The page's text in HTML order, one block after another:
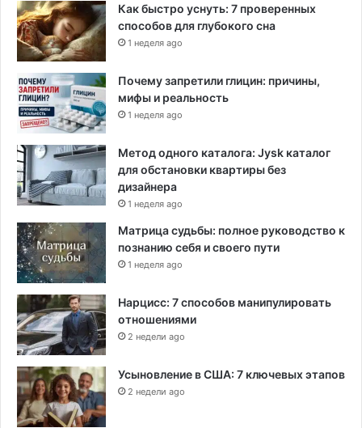
Как быстро уснуть: 7 проверенных
способов для глубокого сна
1 неделя ago
Почему запретили глицин: причины,
мифы и реальность
1 неделя ago
Метод одного каталога: Jysk каталог
для обстановки квартиры без
дизайнера
1 неделя ago
Матрица судьбы: полное руководство к
познанию себя и своего пути
1 неделя ago
Нарцисс: 7 способов манипулировать
отношениями
2 недели ago
Усыновление в США: 7 ключевых этапов
2 недели ago